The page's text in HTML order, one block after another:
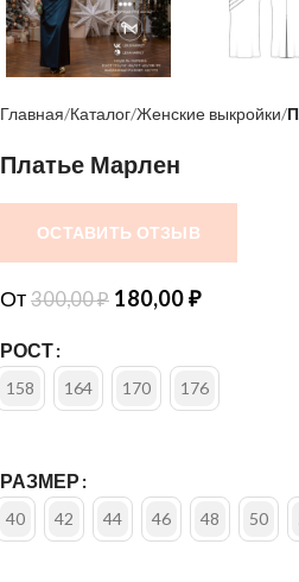
Главная Каталог Женские выкройки
Платье Марлен
ОСТАВИТЬ ОТЗЫВ
От 300,00₽ 180,00₽
РОСТ
158 164 170 176
РАЗМЕР
40 42 44 46 48 50